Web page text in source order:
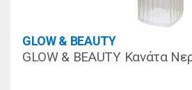
GLOW & BEAUTY
GLOW & BEAUTY Κανάτα